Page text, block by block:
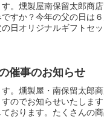
。燻製屋南保留太郎商
すか？今年の父の日は
日オリジナルギフトセッ
催事のお知らせ
。燻製屋・南保留太郎
のでお知らせいたしま
おります。たくさんの